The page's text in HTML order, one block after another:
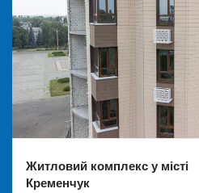
Житловий комплекс у місті
Кременчук